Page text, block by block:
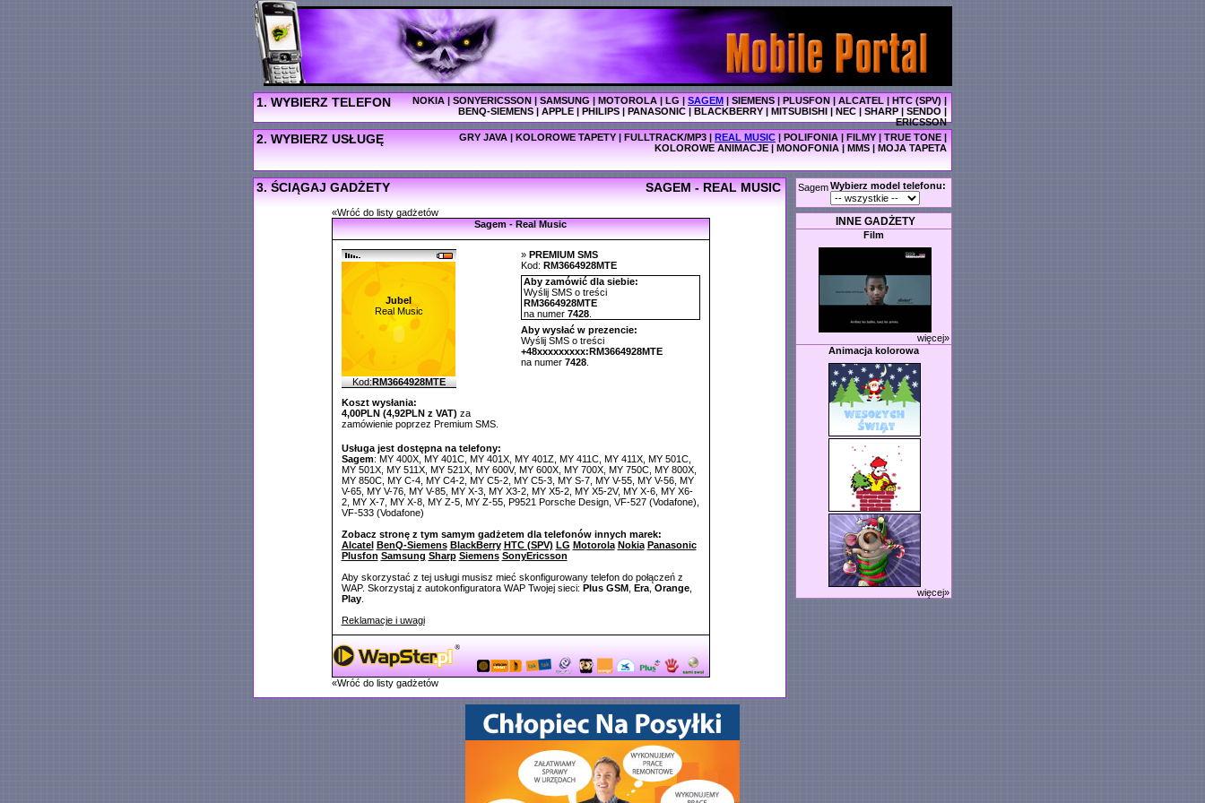
1. WYBIERZ TELEFON NOKIA|SONYERICSSON|SAMSUNG|MOTOROLA|LG|SAGEM|SIEMENS|PLUSFON|ALCATEL|HTC (SPV)|
BENQ-SIEMENS|APPLE|PHILIPS|PANASONIC|BLACKBERRY|MITSUBISHI|NEC|SHARP|SENDO|
ERICSSON
2. WYBIERZ USŁUGĘ GRY JAVA | KOLOROWE TAPETY | FULLTRACK/MP3 | REAL MUSIC | POLIFONIA | FILMY | TRUE TONE |
KOLOROWE ANIMACJE | MONOFONIA | MMS | MOJA TAPETA
3. ŚCIĄGAJ GADŻETY SAGEM - REAL MUSIC
«Wróć do listy gadżetów
Sagem - Real Music
Jubel
Real Music
Kod:RM3664928MTE
Koszt wysłania:
4,00PLN (4,92PLN z VAT) za
zamówienie poprzez Premium SMS.
» PREMIUM SMS
Kod: RM3664928MTE
Aby zamówić dla siebie:
Wyślij SMS o treści
RM3664928MTE
na numer 7428.
Aby wysłać w prezencie:
Wyślij SMS o treści
+48xxxxxxxxx:RM3664928MTE
na numer 7428.
Usługa jest dostępna na telefony:
Sagem: MY 400X, MY 401C, MY 401X, MY 401Z, MY 411C, MY 411X, MY 501C,
MY 501X, MY 511X, MY 521X, MY 600V, MY 600X, MY 700X, MY 750C, MY 800X,
MY 850C, MY C-4, MY C4-2, MY C5-2, MY C5-3, MY S-7, MY V-55, MY V-56, MY
V-65, MY V-76, MY V-85, MY X-3, MY X3-2, MY X5-2, MY X5-2V, MY X-6, MY X6-
2, MY X-7, MY X-8, MY Z-5, MY Z-55, P9521 Porsche Design, VF-527 (Vodafone),
VF-533 (Vodafone)
Zobacz stronę z tym samym gadżetem dla telefonów innych marek:
Alcatel BenQ-Siemens BlackBerry HTC (SPV) LG Motorola Nokia Panasonic
Plusfon Samsung Sharp Siemens SonyEricsson
Aby skorzystać z tej usługi musisz mieć skonfigurowany telefon do połączeń z
WAP. Skorzystaj z autokonfiguratora WAP Twojej sieci: Plus GSM, Era, Orange,
Play.
Reklamacje i uwagi
«Wróć do listy gadżetów
Wybierz model telefonu:
Sagem
INNE GADŻETY
Film
więcej»
Animacja kolorowa
więcej»